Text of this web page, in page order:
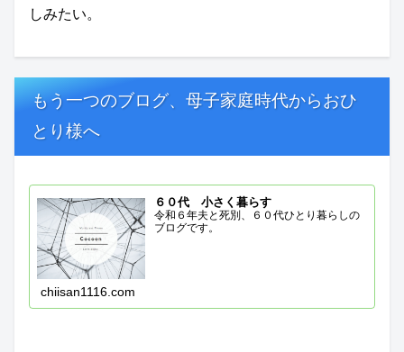
しみたい。
もう一つのブログ、母子家庭時代からおひ
とり様へ
６０代 小さく暮らす
令和６年夫と死別、６０代ひとり暮らしの
ブログです。
chiisan1116.com